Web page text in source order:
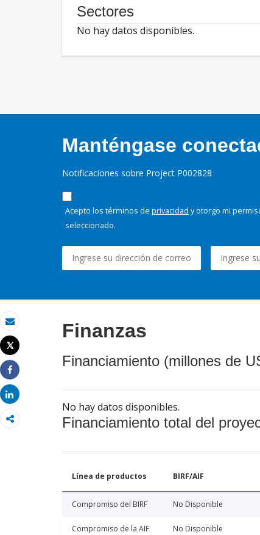
Correo electrónico
Imprimir
Tweet
Share
Share
Sectores
No hay datos disponibles.
Manténgase
Notificaciones sobre Project P002828
Acepto los términos de privacidad y otorgo mi
seleccionado.
Finanzas
Financiamiento (millones de
No hay datos disponibles.
Financiamiento total del
Línea de productos BIRF/AIF
Compromiso del BIRF No Disponible
Compromiso de la AIF No Disponible